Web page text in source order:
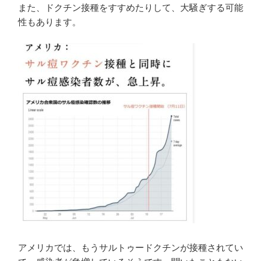
また、ドクチン接種をすすめたりして、大騒ぎする可能
性もあります。
アメリカでは、もうサルトゥードクチンが接種されてい